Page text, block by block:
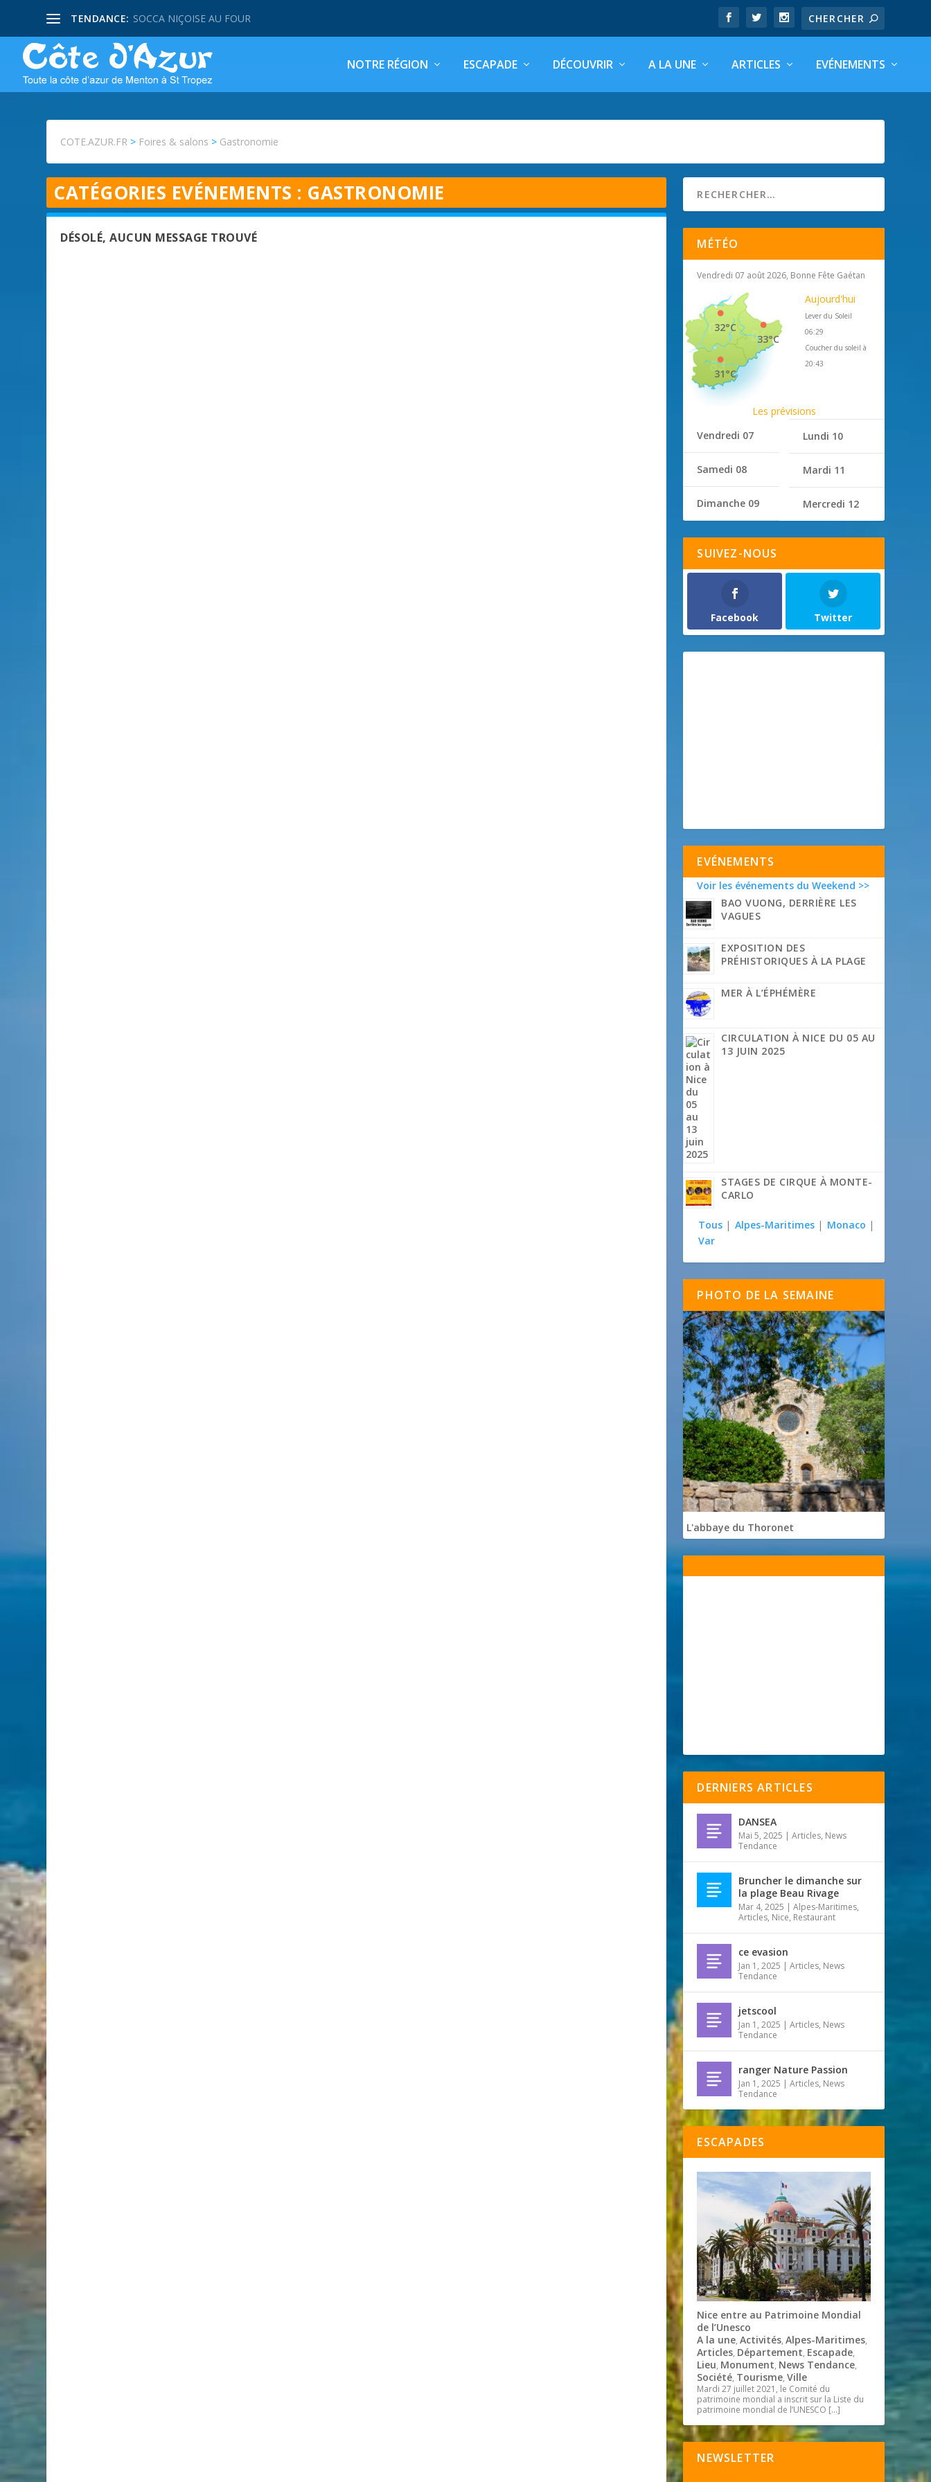
TENDANCE: SOCCA NIÇOISE AU FOUR
NOTRE RÉGION ESCAPADE DÉCOUVRIR A LA UNE ARTICLES EVÉNEMENTS
COTE.AZUR.FR > Foires & salons > Gastronomie
CATÉGORIES EVÉNEMENTS : GASTRONOMIE
DÉSOLÉ, AUCUN MESSAGE TROUVÉ MÉTÉO
Vendredi 07 août 2026, Bonne Fête Gaétan
33°C
32°C
31°C
Aujourd'hui
Lever du Soleil
06:29
Coucher du soleil à
20:43
Les prévisions
Vendredi 07
Samedi 08
Dimanche 09
Lundi 10
Mardi 11
Mercredi 12
SUIVEZ-NOUS
Facebook Twitter
EVÉNEMENTS
Voir les événements du Weekend >>
BAO VUONG, DERRIÈRE LES
VAGUES
EXPOSITION DES
PRÉHISTORIQUES À LA PLAGE
MER À L’ÉPHÉMÈRE
CIRCULATION À NICE DU 05 AU
13 JUIN 2025
STAGES DE CIRQUE À MONTE-
CARLO
Tous | Alpes-Maritimes | Monaco |
Var
PHOTO DE LA SEMAINE
L'abbaye du Thoronet
DERNIERS ARTICLES
DANSEA
Mai 5, 2025 |Articles, News
Tendance
Bruncher le dimanche sur
la plage Beau Rivage
Mar 4, 2025 |Alpes-Maritimes,
Articles, Nice, Restaurant
ce evasion
Jan 1, 2025 |Articles, News
Tendance
jetscool
Jan 1, 2025 |Articles, News
Tendance
ranger Nature Passion
Jan 1, 2025 |Articles, News
Tendance
ESCAPADES
Nice entre au Patrimoine Mondial
de l’Unesco
A la une,Activités,Alpes-Maritimes,
Articles, Département, Escapade,
Lieu, Monument, News Tendance,
Société, Tourisme,Ville
Mardi 27 juillet 2021, le Comité du
patrimoine mondial a inscrit sur la Liste du
patrimoine mondial de l’UNESCO […]
NEWSLETTER